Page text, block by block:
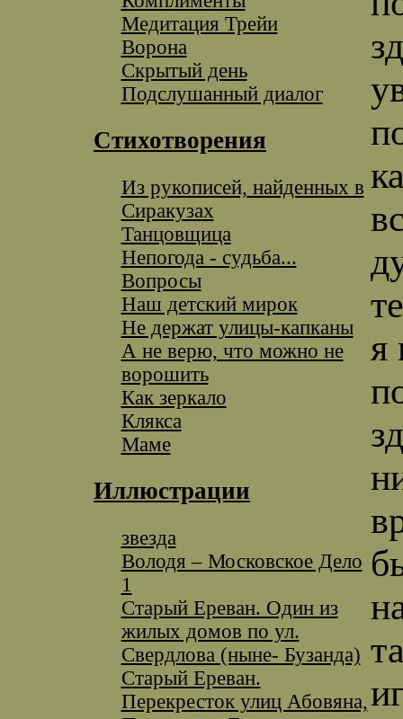
Медитация Трейи
Ворона
Скрытый день
Подслушанный диалог
Стихотворения
Из рукописей, найденных в
Сиракузах
Танцовщица
Непогода - судьба...
Вопросы
Наш детский мирок
Не держат улицы-капканы
А не верю, что можно не
ворошить
Как зеркало
Клякса
Маме
Иллюстрации
звезда
Володя – Московское Дело
1
Старый Ереван. Один из
жилых домов по ул.
Свердлова (ныне- Бузанда)
Старый Ереван.
Перекресток улиц Абовяна,
я